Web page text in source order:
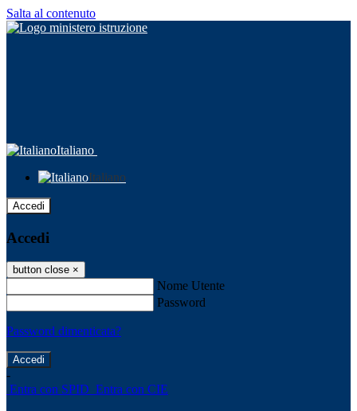
Salta al contenuto
Italiano
Italiano
Accedi
Accedi
button close ×
Nome Utente
Password
Password dimenticata?
-
Entra con SPID Entra con CIE